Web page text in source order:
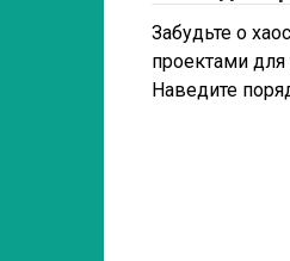
Забудьте о
проектами для
Наведите